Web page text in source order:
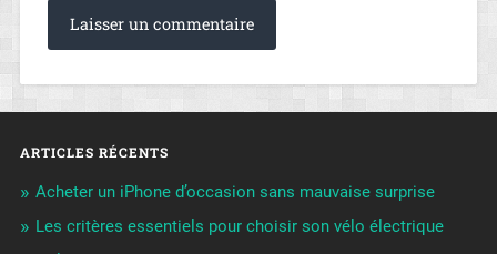
ARTICLES RÉCENTS
Acheter un iPhone d’occasion sans mauvaise surprise
Les critères essentiels pour choisir son vélo électrique